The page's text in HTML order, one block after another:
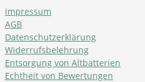
Impressum
AGB
Datenschutzerklärung
Widerrufsbelehrung
Entsorgung von Altbatterien
Echtheit von Bewertungen